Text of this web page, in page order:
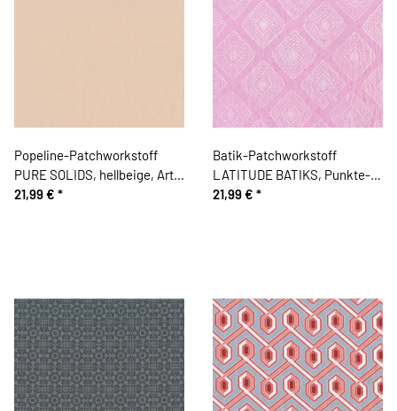
Popeline-Patchworkstoff
PURE SOLIDS, hellbeige, Art
Gallery
21,99 € *
Batik-Patchworkstoff
LATITUDE BATIKS, Punkte-
Rauten, rosa, Moda Fabrics
21,99 € *